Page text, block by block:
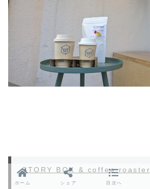
STORY BOX & coffee roaster
ホーム シェア 目次へ